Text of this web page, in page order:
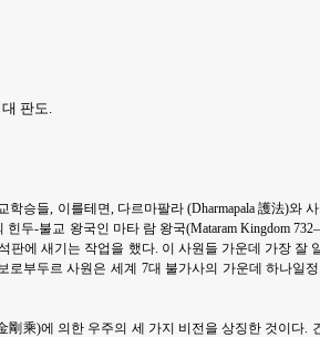
판도.
승들, 이를테면, 다르마팔라 (Dharmapala 護法)와
두-불교 왕국인 마타 람 왕국(Mataram Kingdom
판에 새기는 작업을 했다. 이 사원들 가운데 가장 잘
로부두르 사원은 세계 7대 불가사의 가운데 하나일
乘)에 의한 우주의 세 가지 비전을 상징한 것이다.